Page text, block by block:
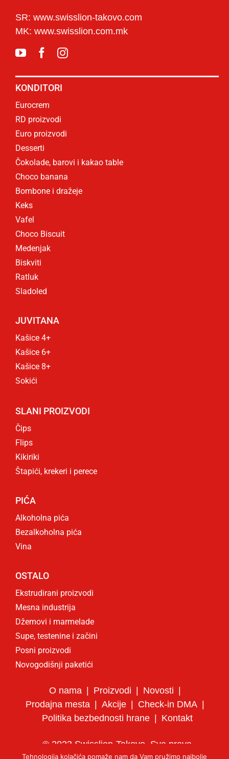
SR: www.swisslion-takovo.com
MK: www.swisslion.com.mk
KONDITORI
Eurocrem
RD proizvodi
Euro proizvodi
Desserti
Čokolade, barovi i kakao table
Choco banana
Bombone i dražeje
Keks
Vafel
Choco Biscuit
Medenjak
Biskviti
Ratluk
Sladoled
JUVITANA
Kašice 4+
Kašice 6+
Kašice 8+
Sokići
SLANI PROIZVODI
Čips
Flips
Kikiriki
Štapići, krekeri i perece
PIĆA
Alkoholna pića
Bezalkoholna pića
Vina
OSTALO
Ekstrudirani proizvodi
Mesna industrija
Džemovi i marmelade
Supe, testenine i začini
Posni proizvodi
Novogodišnji paketići
O nama Proizvodi
Novosti
Prodajna mesta
Akcije
Check-in DMA
Politika bezbednosti hrane
Kontakt
© 2023 Swisslion-Takovo. Sva prava
Tehnologija kolačića pomaže nam da Vam pružimo najbolje